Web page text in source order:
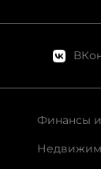
Финансы